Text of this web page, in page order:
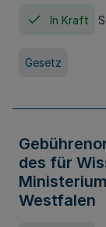
In Kraft
Gesetz
des für
Westfalen